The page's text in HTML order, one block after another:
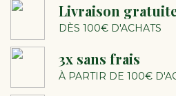
Livraison
DÈS 100€ D'ACHATS
3x sans frais
À PARTIR DE 100€